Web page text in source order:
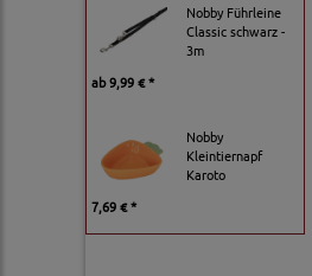
Nobby Führleine
Classic schwarz -
3m
ab9,99 € *
Nobby
Kleintiernapf
Karoto
7,69 € *